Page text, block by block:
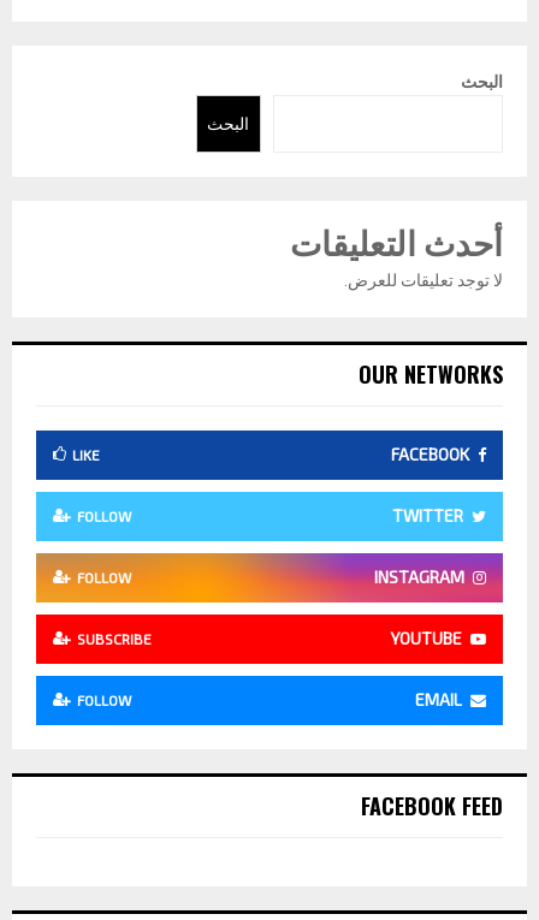
البحث
البحث
أحدث التعليقات
لا توجد تعليقات للعرض.
OUR NETWORKS
FACEBOOK
LIKE
TWITTER
FOLLOW
INSTAGRAM
FOLLOW
YOUTUBE
SUBSCRIBE
EMAIL
FOLLOW
FACEBOOK FEED